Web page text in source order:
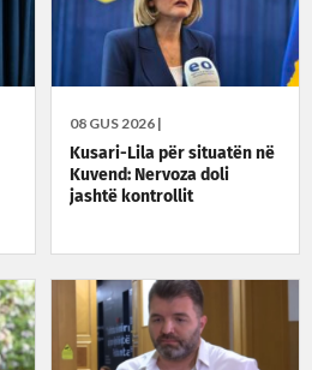
08 GUS 2026 |
Kusari-Lila për situatën në
Kuvend: Nervoza doli
jashtë kontrollit